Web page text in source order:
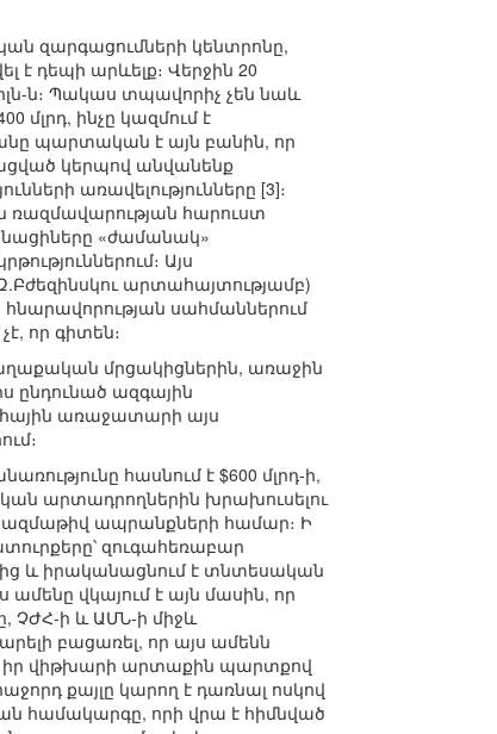
զարգացումների կենտրոնը,
դեպի արևելք։ Վերջին 20
ն։ Պակաս տպավորիչ չեն նաև
մլրդ, ինչը կազմում է
պարտական է այն բանին, որ
կերպով անվանենք
առավելությունները [3]։
ռազմավարության հարուստ
«ժամանակ»
Այս
արտահայտությամբ)
սահմաններում
որ գիտեն։
մրցակիցներին, առաջին
ընդունած ազգային
առաջատարի այս
հասնում է $600 մլրդ-ի,
արտադրողներին խրախուսելու
ապրանքների համար։ Ի
զուգահեռաբար
և իրականացնում է տնտեսական
վկայում է այն մասին, որ
ՉԺՀ-ի և ԱՄՆ-ի միջև
բացառել, որ այս ամենն
իր վիթխարի արտաքին պարտքով
քայլը կարող է դառնալ ոսկով
համակարգը, որի վրա է հիմնված